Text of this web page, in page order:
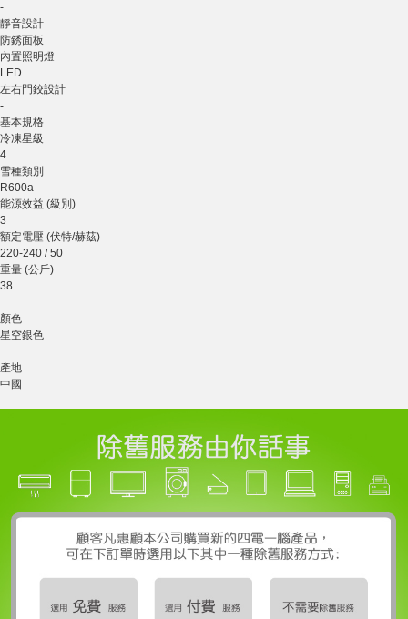
-
靜音設計
防銹面板
內置照明燈
LED
左右門鉸設計
-
基本規格
冷凍星級
4
雪種類別
R600a
能源效益 (級別)
3
額定電壓 (伏特/赫茲)
220-240 / 50
重量 (公斤)
38
顏色
星空銀色
產地
中國
-